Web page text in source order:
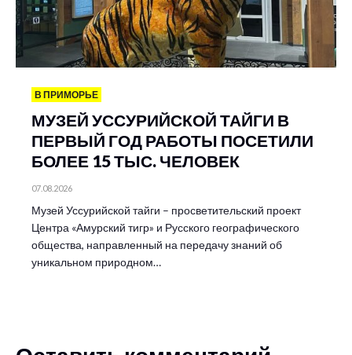
В ПРИМОРЬЕ
МУЗЕЙ УССУРИЙСКОЙ ТАЙГИ В
ПЕРВЫЙ ГОД РАБОТЫ ПОСЕТИЛИ
БОЛЕЕ 15 ТЫС. ЧЕЛОВЕК
07.08.2026
Музей Уссурийской тайги – просветительский проект
Центра «Амурский тигр» и Русского географического
общества, направленный на передачу знаний об
уникальном природном…